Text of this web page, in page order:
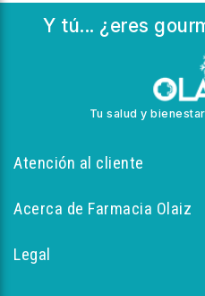
Y tú... ¿eres
Tu salud y
Atención al cliente
Acerca de Farmacia Olaiz
Legal